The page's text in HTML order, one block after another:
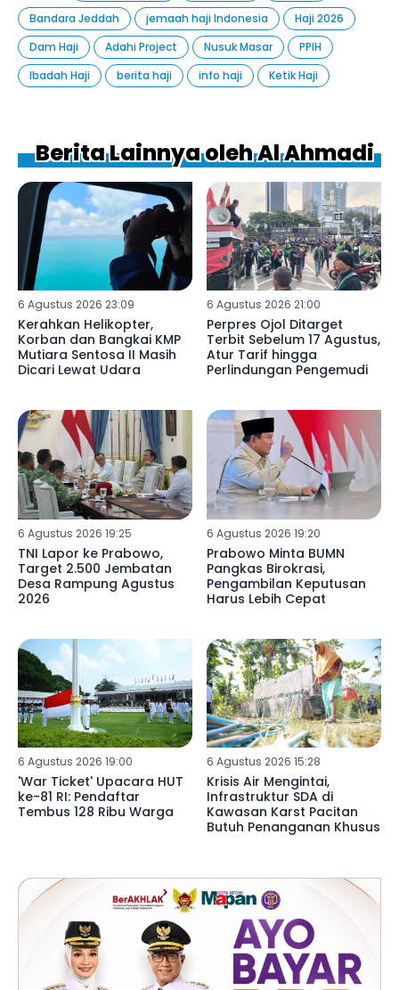
Bandara Jeddah
jemaah haji Indonesia
Haji 2026
Dam Haji
Adahi Project Nusuk Masar
PPIH
Ibadah Haji
berita haji info haji Ketik Haji
Berita Lainnya oleh Al Ahmadi
6 Agustus 2026 23:09
Kerahkan Helikopter,
Korban dan Bangkai KMP
Mutiara Sentosa II Masih
Dicari Lewat Udara
6 Agustus 2026 21:00
Perpres Ojol Ditarget
Terbit Sebelum 17 Agustus,
Atur Tarif hingga
Perlindungan Pengemudi
6 Agustus 2026 19:25
TNI Lapor ke Prabowo,
Target 2.500 Jembatan
Desa Rampung Agustus
2026
6 Agustus 2026 19:20
Prabowo Minta BUMN
Pangkas Birokrasi,
Pengambilan Keputusan
Harus Lebih Cepat
6 Agustus 2026 19:00
'War Ticket' Upacara HUT
ke-81 RI: Pendaftar
Tembus 128 Ribu Warga
6 Agustus 2026 15:28
Krisis Air Mengintai,
Infrastruktur SDA di
Kawasan Karst Pacitan
Butuh Penanganan Khusus